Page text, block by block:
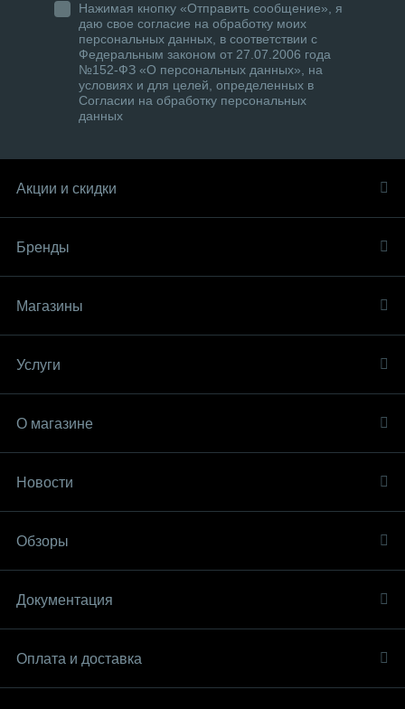
Нажимая кнопку «Отправить сообщение», я
даю свое согласие на обработку моих
персональных данных, в соответствии с
Федеральным законом от 27.07.2006 года
№152-ФЗ «О персональных данных», на
условиях и для целей, определенных в
Согласии на обработку персональных
данных
Акции и скидки
Бренды
Магазины
Услуги
О магазине
Новости
Обзоры
Документация
Оплата и доставка